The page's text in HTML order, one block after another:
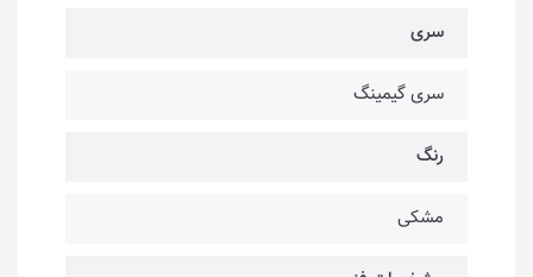
سری
سری گیمینگ
رنگ
مشکی